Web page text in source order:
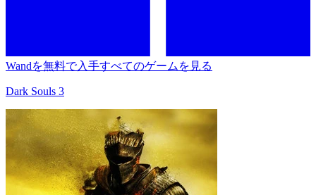
Wandを無料で入手すべてのゲームを見る
Dark Souls 3